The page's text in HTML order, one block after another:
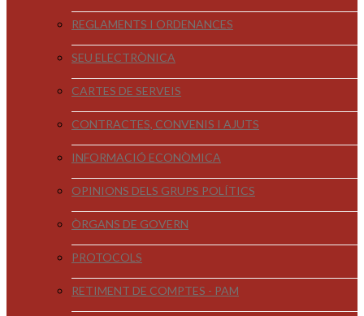
REGLAMENTS I ORDENANCES
SEU ELECTRÒNICA
CARTES DE SERVEIS
CONTRACTES, CONVENIS I AJUTS
INFORMACIÓ ECONÒMICA
OPINIONS DELS GRUPS POLÍTICS
ÒRGANS DE GOVERN
PROTOCOLS
RETIMENT DE COMPTES - PAM